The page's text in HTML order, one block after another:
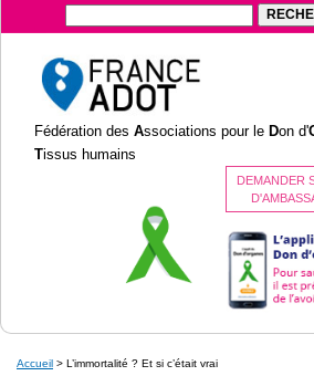
Fédération des Associations pour le Don d'
Tissus humains
DEMANDER
Accueil > L’immortalité ? Et si c’était vrai